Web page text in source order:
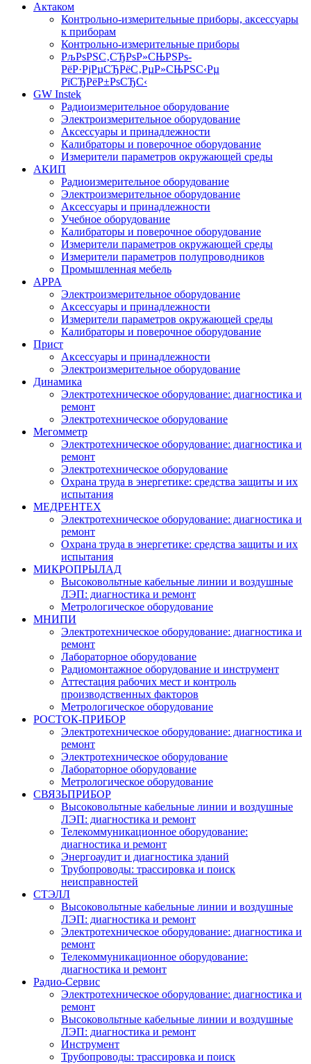
Актаком
Контрольно-измерительные приборы, аксессуары
к приборам
Контрольно-измерительные приборы
РљРѕРЅС‚СЂРѕР»СЊРЅРѕ-
РёР·РјРµСЂРёС‚РµР»СЊРЅС‹Рµ
РїСЂРёР±РѕСЂС‹
GW Instek
Радиоизмерительное оборудование
Электроизмерительное оборудование
Аксессуары и принадлежности
Калибраторы и поверочное оборудование
Измерители параметров окружающей среды
АКИП
Радиоизмерительное оборудование
Электроизмерительное оборудование
Аксессуары и принадлежности
Учебное оборудование
Калибраторы и поверочное оборудование
Измерители параметров окружающей среды
Измерители параметров полупроводников
Промышленная мебель
APPA
Электроизмерительное оборудование
Аксессуары и принадлежности
Измерители параметров окружающей среды
Калибраторы и поверочное оборудование
Прист
Аксессуары и принадлежности
Электроизмерительное оборудование
Динамика
Электротехническое оборудование: диагностика и
ремонт
Электротехническое оборудование
Мегомметр
Электротехническое оборудование: диагностика и
ремонт
Электротехническое оборудование
Охрана труда в энергетике: средства защиты и их
испытания
МЕДРЕНТЕХ
Электротехническое оборудование: диагностика и
ремонт
Охрана труда в энергетике: средства защиты и их
испытания
МИКРОПРЫЛАД
Высоковольтные кабельные линии и воздушные
ЛЭП: диагностика и ремонт
Метрологическое оборудование
МНИПИ
Электротехническое оборудование: диагностика и
ремонт
Лабораторное оборудование
Радиомонтажное оборудование и инструмент
Аттестация рабочих мест и контроль
производственных факторов
Метрологическое оборудование
РОСТОК-ПРИБОР
Электротехническое оборудование: диагностика и
ремонт
Электротехническое оборудование
Лабораторное оборудование
Метрологическое оборудование
СВЯЗЬПРИБОР
Высоковольтные кабельные линии и воздушные
ЛЭП: диагностика и ремонт
Телекоммуникационное оборудование:
диагностика и ремонт
Энергоаудит и диагностика зданий
Трубопроводы: трассировка и поиск
неисправностей
СТЭЛЛ
Высоковольтные кабельные линии и воздушные
ЛЭП: диагностика и ремонт
Электротехническое оборудование: диагностика и
ремонт
Телекоммуникационное оборудование:
диагностика и ремонт
Радио-Cервис
Электротехническое оборудование: диагностика и
ремонт
Высоковольтные кабельные линии и воздушные
ЛЭП: диагностика и ремонт
Инструмент
Трубопроводы: трассировка и поиск